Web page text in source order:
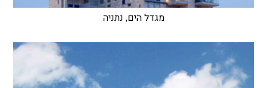
מגדל הים, נתניה